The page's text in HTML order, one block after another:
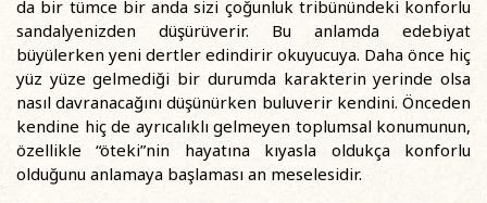
da bir tümce bir anda sizi çoğunluk tribünündeki konforlu
sandalyenizden düşürüverir. Bu anlamda edebiyat
büyülerken yeni dertler edindirir okuyucuya. Daha önce hiç
yüz yüze gelmediği bir durumda karakterin yerinde olsa
nasıl davranacağını düşünürken buluverir kendini. Önceden
kendine hiç de ayrıcalıklı gelmeyen toplumsal konumunun,
özellikle “öteki”nin hayatına kıyasla oldukça konforlu
olduğunu anlamaya başlaması an meselesidir.